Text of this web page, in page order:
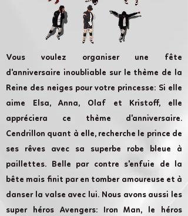
Vous voulez organiser une fête
d'anniversaire inoubliable sur le thème de la
Reine des neiges pour votre princesse: Si elle
aime Elsa, Anna, Olaf et Kristoff, elle
appréciera ce thème d'anniversaire.
Cendrillon quant à elle, recherche le prince de
ses rêves avec sa superbe robe bleue à
paillettes. Belle par contre s'enfuie de la
bête mais finit par en tomber amoureuse et à
danser la valse avec lui. Nous avons aussi les
super héros Avengers: Iron Man, le héros